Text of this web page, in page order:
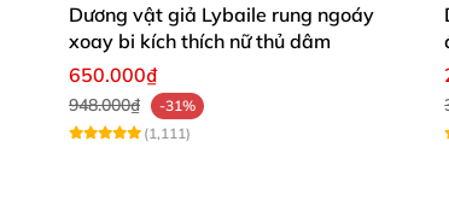
Dương vật giả Lybaile rung ngoáy
xoay bi kích thích nữ thủ dâm
650.000₫
948.000₫
-31%
(1,111)